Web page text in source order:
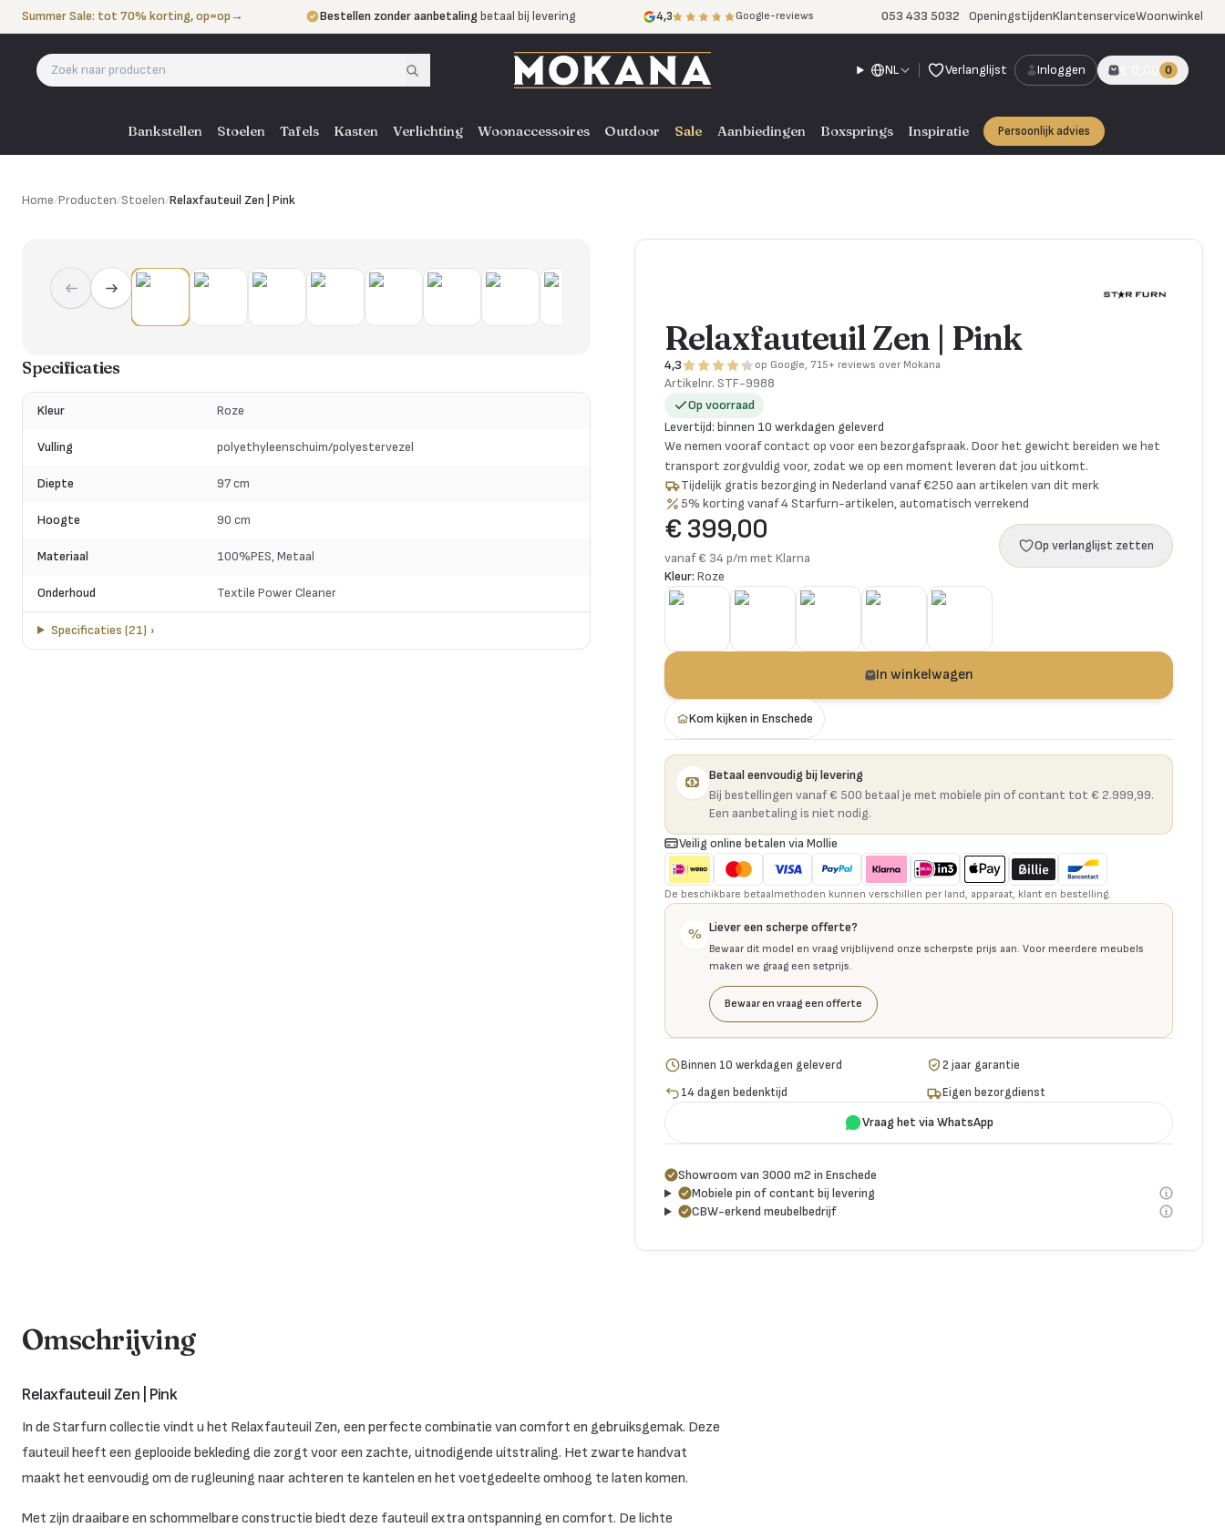
Naar de inhoud
Summer Sale: tot 70% korting, op=op→ Bestellen zonder aanbetaling betaal bij levering
Eigen bezorgdienst door heel NL, BE en DE
4,3 Google-reviews 053 433 5032 OpeningstijdenKlantenserviceWoonwinkel
NL Verlanglijst Inloggen € 0,00 0
Bankstellen Stoelen Tafels Kasten Verlichting Woonaccessoires Outdoor Sale Aanbiedingen Boxsprings Inspiratie Persoonlijk advies
Home/Producten/Stoelen/Relaxfauteuil Zen | Pink
Specificaties
Kleur Roze
Vulling polyethyleenschuim/polyestervezel
Diepte 97 cm
Hoogte 90 cm
Materiaal 100%PES, Metaal
Onderhoud Textile Power Cleaner
Specificaties (21) ›
Relaxfauteuil Zen | Pink
4,3 op Google, 715+ reviews over Mokana
Artikelnr. STF-9988
Op voorraad
Levertijd: binnen 10 werkdagen geleverd
We nemen vooraf contact op voor een bezorgafspraak. Door het gewicht bereiden we het
transport zorgvuldig voor, zodat we op een moment leveren dat jou uitkomt.
Tijdelijk gratis bezorging in Nederland vanaf €250 aan artikelen van dit merk
5% korting vanaf 4 Starfurn-artikelen, automatisch verrekend
€ 399,00
vanaf € 34 p/m met Klarna
Op verlanglijst zetten
Kleur: Roze
In winkelwagen
Kom kijken in Enschede
Betaal eenvoudig bij levering
Bij bestellingen vanaf € 500 betaal je met mobiele pin of contant tot € 2.999,99.
Een aanbetaling is niet nodig.
Veilig online betalen via Mollie
De beschikbare betaalmethoden kunnen verschillen per land, apparaat, klant en bestelling.
% Liever een scherpe offerte?
Bewaar dit model en vraag vrijblijvend onze scherpste prijs aan. Voor meerdere meubels
maken we graag een setprijs.
Bewaar en vraag een offerte
Binnen 10 werkdagen geleverd
2 jaar garantie
14 dagen bedenktijd
Eigen bezorgdienst
Vraag het via WhatsApp
Showroom van 3000 m2 in Enschede
Mobiele pin of contant bij levering
CBW-erkend meubelbedrijf
Omschrijving
Relaxfauteuil Zen | Pink
In de Starfurn collectie vindt u het Relaxfauteuil Zen, een perfecte combinatie van comfort en gebruiksgemak. Deze
fauteuil heeft een geplooide bekleding die zorgt voor een zachte, uitnodigende uitstraling. Het zwarte handvat
maakt het eenvoudig om de rugleuning naar achteren te kantelen en het voetgedeelte omhoog te laten komen.
Met zijn draaibare en schommelbare constructie biedt deze fauteuil extra ontspanning en comfort. De lichte